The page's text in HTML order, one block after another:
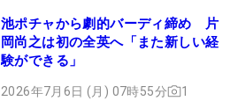
池ポチャから劇的バーディ締め 片
岡尚之は初の全英へ「また新しい経
験ができる」
2026年7月6日 (月) 07時55分 1